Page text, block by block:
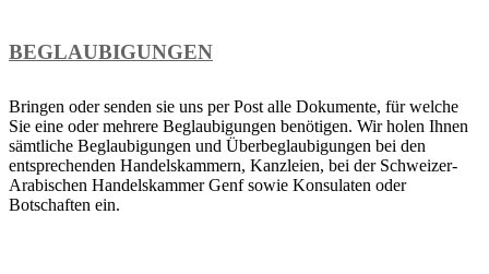
BEGLAUBIGUNGEN
Bringen oder senden sie uns per Post alle Dokumente, für welche
Sie eine oder mehrere Beglaubigungen benötigen. Wir holen Ihnen
sämtliche Beglaubigungen und Überbeglaubigungen bei den
entsprechenden Handelskammern, Kanzleien, bei der Schweizer-
Arabischen Handelskammer Genf sowie Konsulaten oder
Botschaften ein.